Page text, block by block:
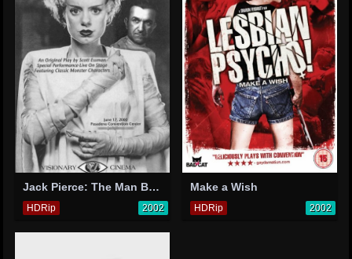
Jack Pierce: The Man Behind the Monsters
HDRip 2002
Make a Wish
HDRip 2002